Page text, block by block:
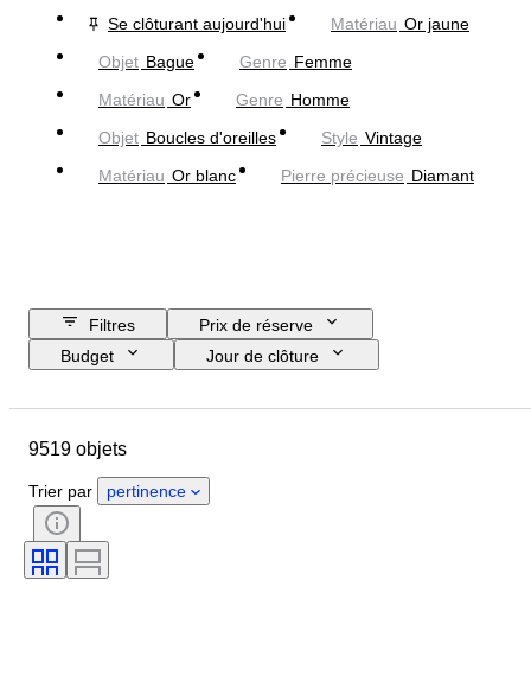
Se clôturant aujourd'hui
Matériau Or jaune
Objet Bague Genre Femme
Matériau Or Genre Homme
Objet Boucles d'oreilles Style Vintage
Matériau Or blanc Pierre précieuse Diamant
Filtres
Prix de réserve
Budget
Jour de clôture
Genre
Pierre précieuse
Pureté
Style
Clarté
Couleur exacte
9519 objets
Trier par pertinence